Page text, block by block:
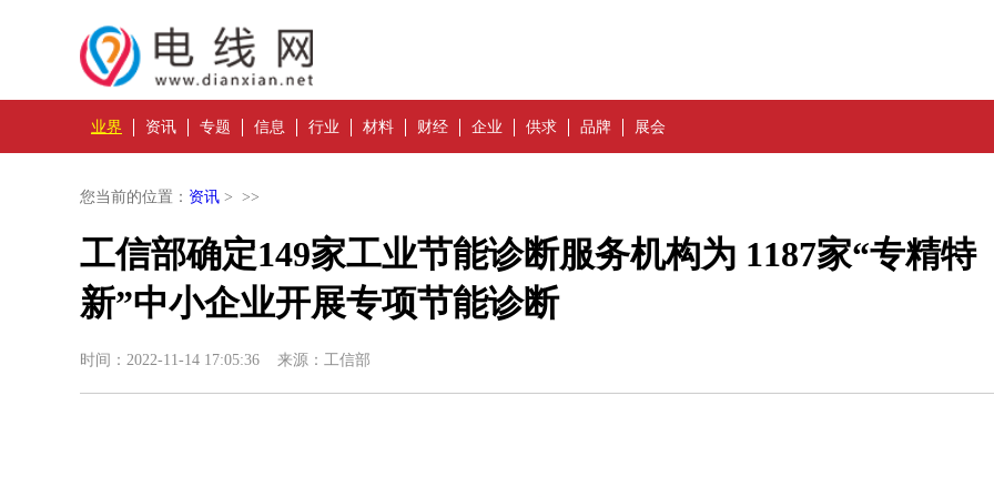
业界 资讯 专题 信息 行业 材料 财经 企业 供求 品牌 展会
您当前的位置： 资讯 > >>
工信部确定149家工业节能诊断服务机构为 1187家“专精特
新”中小企业开展专项节能诊断
时间：2022-11-14 17:05:36 来源：工信部